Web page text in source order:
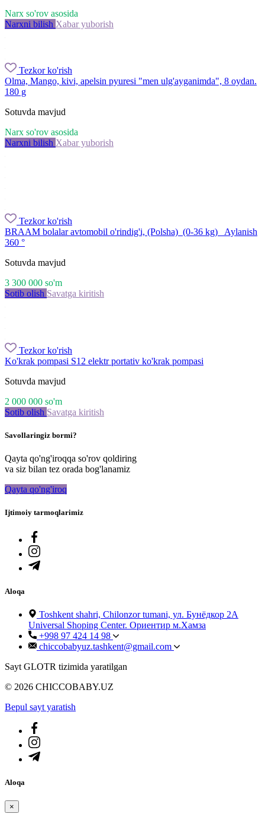
Narx so'rov asosida
Narxni bilish Xabar yuborish
Tezkor ko'rish
Olma, Mango, kivi, apelsin pyuresi "men ulg'ayganimda", 8 oydan.
180 g
Sotuvda mavjud
Narx so'rov asosida
Narxni bilish Xabar yuborish
Tezkor ko'rish
BRAAM bolalar avtomobil o'rindig'i, (Polsha) (0-36 kg) ️ ️ Aylanish
360 °
Sotuvda mavjud
3 300 000 so'm
Sotib olish Savatga kiritish
Tezkor ko'rish
Ko'krak pompasi S12 elektr portativ ko'krak pompasi
Sotuvda mavjud
2 000 000 so'm
Sotib olish Savatga kiritish
Savollaringiz bormi?
Qayta qo'ng'iroqqa so'rov qoldiring
va siz bilan tez orada bog'lanamiz
Qayta qo'ng'iroq
Ijtimoiy tarmoqlarimiz
Aloqa
Toshkent shahri, Chilonzor tumani, ул. Бунёдкор 2А
Universal Shoping Center. Ориентир м.Хамза
+998 97 424 14 98
chiccobabyuz.tashkent@gmail.com
Sayt GLOTR tizimida yaratilgan
© 2026 CHICCOBABY.UZ
Bepul sayt yaratish
Aloqa
×